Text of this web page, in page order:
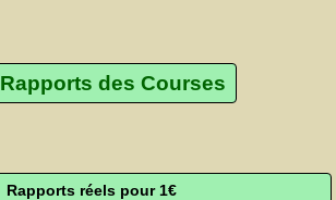
Rapports des Courses
Rapports réels pour 1€